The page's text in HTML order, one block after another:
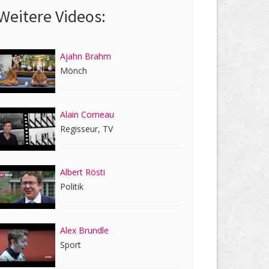
Videos:
Ajahn Brahm
Mönch
Alain Corneau
Regisseur, TV
Albert Rösti
Politik
Alex Brundle
Sport